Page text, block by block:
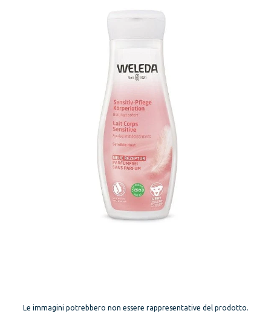
Le immagini potrebbero non essere rappresentative del prodotto.